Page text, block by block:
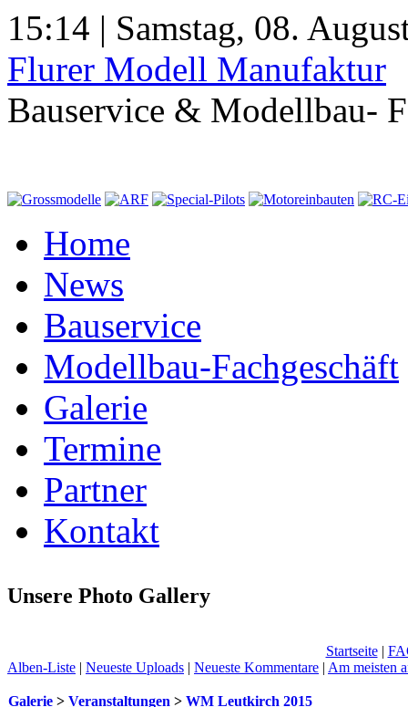
15:14 | Samstag, 08.
Flurer Modell Manufaktur
Bauservice & Modellbau-
Home
News
Bauservice
Modellbau-Fachgeschäft
Galerie
Termine
Partner
Kontakt
Unsere Photo Gallery
Startseite|
Alben-Liste | Neueste Uploads | Neueste Kommentare | Am meisten
Galerie > Veranstaltungen > WM Leutkirch 2015